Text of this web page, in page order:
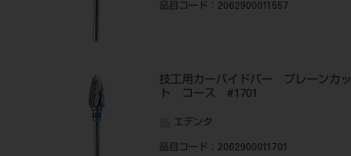
品目コード ：2062900011557
技工用カーバイドバー プレーンカッ
ト コース #1701
エデンタ
品目コード ：2062900011701